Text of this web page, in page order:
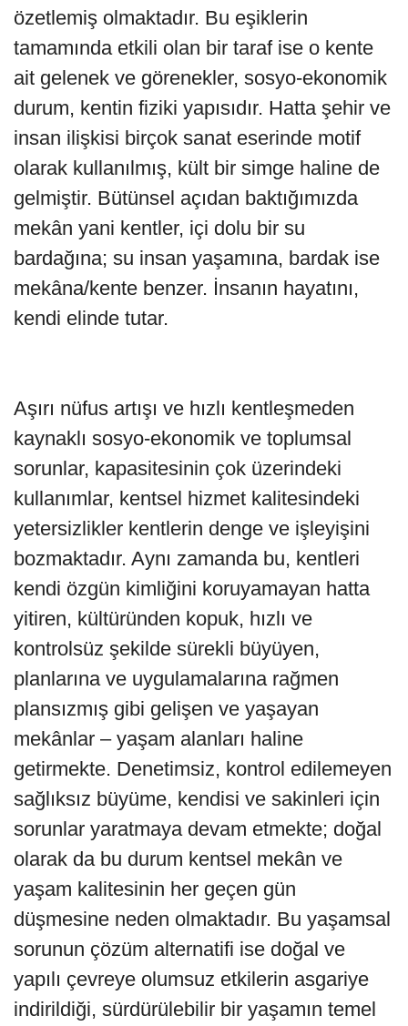
özetlemiş olmaktadır. Bu eşiklerin
tamamında etkili olan bir taraf ise o kente
ait gelenek ve görenekler, sosyo-ekonomik
durum, kentin fiziki yapısıdır. Hatta şehir ve
insan ilişkisi birçok sanat eserinde motif
olarak kullanılmış, kült bir simge haline de
gelmiştir. Bütünsel açıdan baktığımızda
mekân yani kentler, içi dolu bir su
bardağına; su insan yaşamına, bardak ise
mekâna/kente benzer. İnsanın hayatını,
kendi elinde tutar.
Aşırı nüfus artışı ve hızlı kentleşmeden
kaynaklı sosyo-ekonomik ve toplumsal
sorunlar, kapasitesinin çok üzerindeki
kullanımlar, kentsel hizmet kalitesindeki
yetersizlikler kentlerin denge ve işleyişini
bozmaktadır. Aynı zamanda bu, kentleri
kendi özgün kimliğini koruyamayan hatta
yitiren, kültüründen kopuk, hızlı ve
kontrolsüz şekilde sürekli büyüyen,
planlarına ve uygulamalarına rağmen
plansızmış gibi gelişen ve yaşayan
mekânlar – yaşam alanları haline
getirmekte. Denetimsiz, kontrol edilemeyen
sağlıksız büyüme, kendisi ve sakinleri için
sorunlar yaratmaya devam etmekte; doğal
olarak da bu durum kentsel mekân ve
yaşam kalitesinin her geçen gün
düşmesine neden olmaktadır. Bu yaşamsal
sorunun çözüm alternatifi ise doğal ve
yapılı çevreye olumsuz etkilerin asgariye
indirildiği, sürdürülebilir bir yaşamın temel